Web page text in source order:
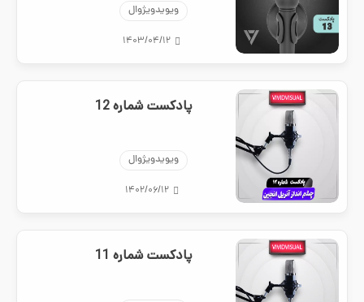
ویویدویژوال
۱۴۰۳/۰۴/۱۲
پادکست شماره 12
ویویدویژوال
۱۴۰۲/۰۶/۱۲
پادکست شماره 11